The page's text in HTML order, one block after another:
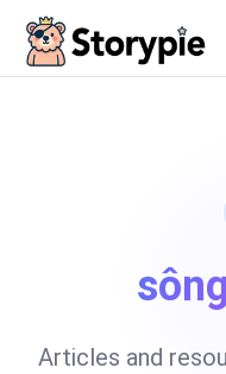
Articles and